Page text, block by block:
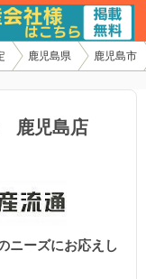
鹿児島県 鹿児島市
鹿児島店
ニーズにお応えし